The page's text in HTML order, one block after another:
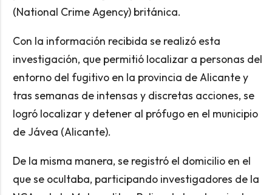
(National Crime Agency) británica.
Con la información recibida se realizó esta
investigación, que permitió localizar a personas del
entorno del fugitivo en la provincia de Alicante y
tras semanas de intensas y discretas acciones, se
logró localizar y detener al prófugo en el municipio
de Jávea (Alicante).
De la misma manera, se registró el domicilio en el
que se ocultaba, participando investigadores de la